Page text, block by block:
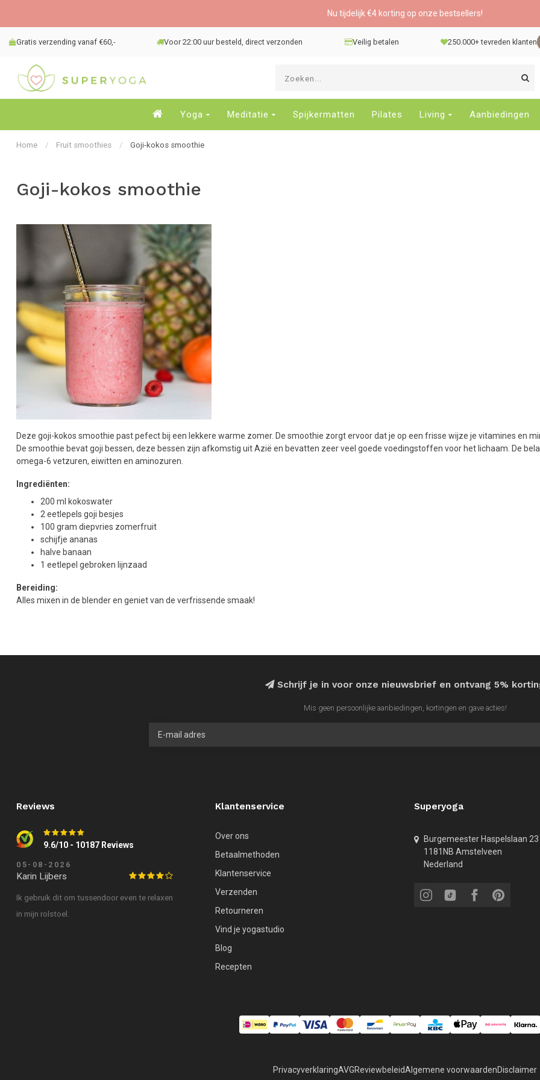
Nu tijdelijk €4 korting op onze bestsellers!
Gratis verzending vanaf €60,- Voor 22:00 uur besteld, direct verzonden Veilig betalen 250.000+ tevreden klanten
Yoga Meditatie Spijkermatten Pilates Living Aanbiedingen
Home / Fruit smoothies / Goji-kokos smoothie
Goji-kokos smoothie
Deze goji-kokos smoothie past pefect bij een lekkere warme zomer. De smoothie zorgt ervoor dat je op een frisse wijze je vitamines en
De smoothie bevat goji bessen, deze bessen zijn afkomstig uit Azië en bevatten zeer veel goede voedingstoffen voor het lichaam. De
omega-6 vetzuren, eiwitten en aminozuren.
Ingrediënten:
200 ml kokoswater
2 eetlepels goji besjes
100 gram diepvries zomerfruit
schijfje ananas
halve banaan
1 eetlepel gebroken lijnzaad
Bereiding:
Alles mixen in de blender en geniet van de verfrissende smaak!
Schrijf je in voor onze nieuwsbrief en ontvang 5%
Mis geen persoonlijke aanbiedingen, kortingen en gave acties!
Reviews
9.6/10 - 10187 Reviews
05-08-2026
Karin Lijbers
Ik gebruik dit om tussendoor even te relaxen
in mijn rolstoel.
Klantenservice
Over ons
Betaalmethoden
Klantenservice
Verzenden
Retourneren
Vind je yogastudio
Blog
Recepten
Superyoga
Burgemeester Haspelslaan 23
1181NB Amstelveen
Nederland
PrivacyverklaringAVGReviewbeleidAlgemene voorwaardenDisclaimer